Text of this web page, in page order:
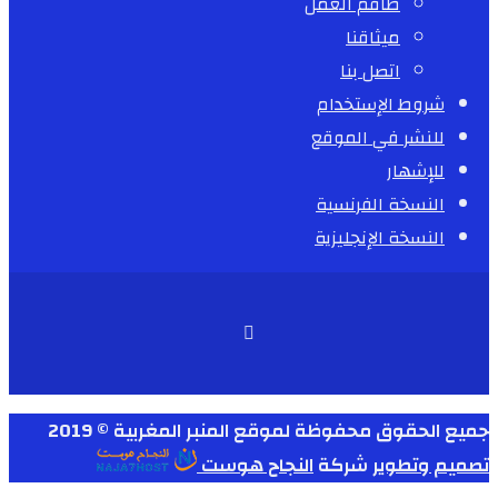
ميثاقنا
اتصل بنا
شروط الإستخدام
للنشر في الموقع
للإشهار
النسخة الفرنسية
النسخة الإنجليزية
جميع الحقوق محفوظة لموقع المنبر المغربية © 2019
تصميم وتطويرشركةالنجاح هوست